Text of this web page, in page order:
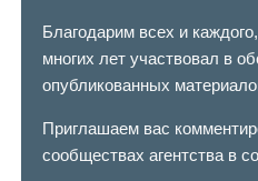
Благодарим всех и
многих лет участвовал в
опубликованных
Приглашаем вас
сообществах агентства в